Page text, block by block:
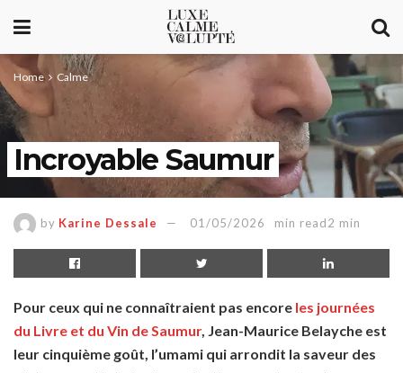
Home Calme
Incroyable Saumur
by Karine Dessale 01/05/2026 min read2 min
Pour ceux qui ne connaîtraient pas encore les journées
du Livre et du Vin de Saumur, Jean-Maurice Belayche est
leur cinquième goût, l’umami qui arrondit la saveur des